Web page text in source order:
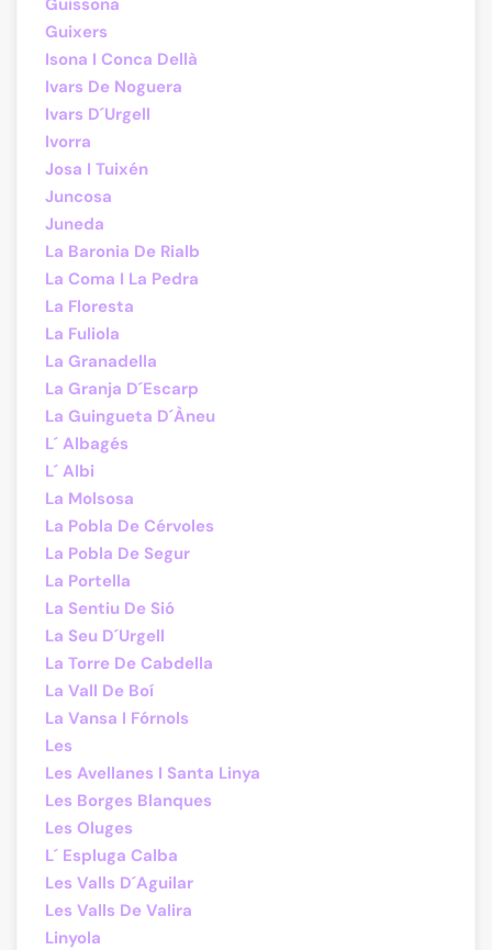
Guissona
Guixers
Isona I Conca Dellà
Ivars De Noguera
Ivars D´Urgell
Ivorra
Josa I Tuixén
Juncosa
Juneda
La Baronia De Rialb
La Coma I La Pedra
La Floresta
La Fuliola
La Granadella
La Granja D´Escarp
La Guingueta D´Àneu
L´ Albagés
L´ Albi
La Molsosa
La Pobla De Cérvoles
La Pobla De Segur
La Portella
La Sentiu De Sió
La Seu D´Urgell
La Torre De Cabdella
La Vall De Boí
La Vansa I Fórnols
Les
Les Avellanes I Santa Linya
Les Borges Blanques
Les Oluges
L´ Espluga Calba
Les Valls D´Aguilar
Les Valls De Valira
Linyola